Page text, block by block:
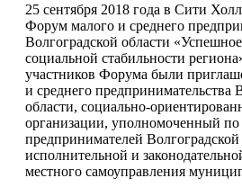
25 сентября 2018 года в Сити
Форум малого и среднего
Волгоградской области
социальной стабильности
участников Форума были
и среднего предпринимательства
области, социально-
организации, уполномоченный по
предпринимателей
исполнительной и
местного самоуправления